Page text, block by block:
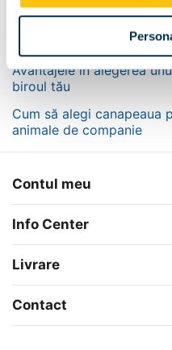
Avantajele în alegerea
biroul tău
Cum să alegi canapeaua
animale de companie
Contul meu
Info Center
Livrare
Contact